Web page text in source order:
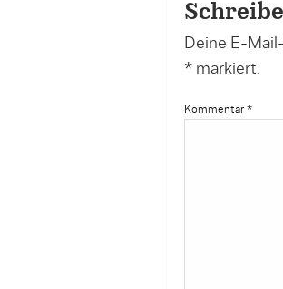
Deine E-
*markiert.
Kommentar *